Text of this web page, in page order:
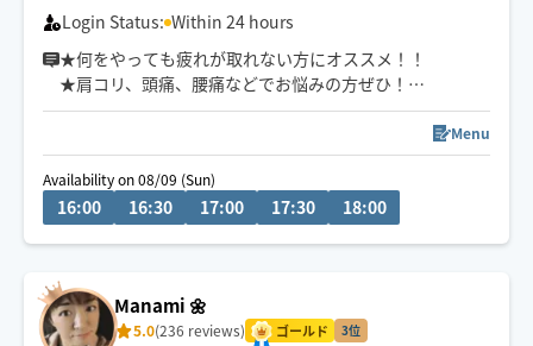
お客様の身体に合った施術でメニューをご提案させて頂
きます👏
小さなお子さまやペットが居るお宅も歓迎です🐶😺
Login Status: Within 24 hours
★何をやっても疲れが取れない方にオススメ！！
★肩コリ、頭痛、腰痛などでお悩みの方ぜひ！
★強揉み、弱揉み等のご希望にもバッチリ対応致しま
★複数箇所へ同時にアプローチして、より効率的にしっ
かりと効かせてほぐします
★揉みほぐしと、指圧、ストレッチ等で、凝り固まった筋
Menu
Availability on 08/09 (Sun)
16:00 16:30 17:00 17:30 18:00
Manami 🌼
5.0(236 reviews) ゴールド 3位